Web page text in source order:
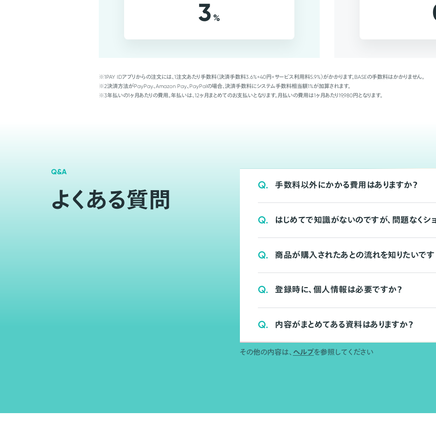
3 %
※1PAY IDアプリからの注文には、1注文あたり手数料（決済手数料3.6%+40円+サービス利用料5.9%）がかかります。BASEの手数料はかかりません。
※2決済方法がPayPay、Amazon Pay、PayPalの場合、決済手数料にシステム手数料相当額1%が加算されます。
※3年払いの1ヶ月あたりの費用。年払いは、12ヶ月まとめてのお支払いとなります。月払いの費用は1ヶ月あたり19,980円となります。
Q&A
よくある質問
Q. 手数料以外にかかる費用はありますか？
Q. はじめてで知識がないのですが、問題なくシ
Q. 商品が購入されたあとの流れを知りたいです
Q. 登録時に、個人情報は必要ですか？
Q. 内容がまとめてある資料はありますか？
その他の内容は、 ヘルプを参照してください